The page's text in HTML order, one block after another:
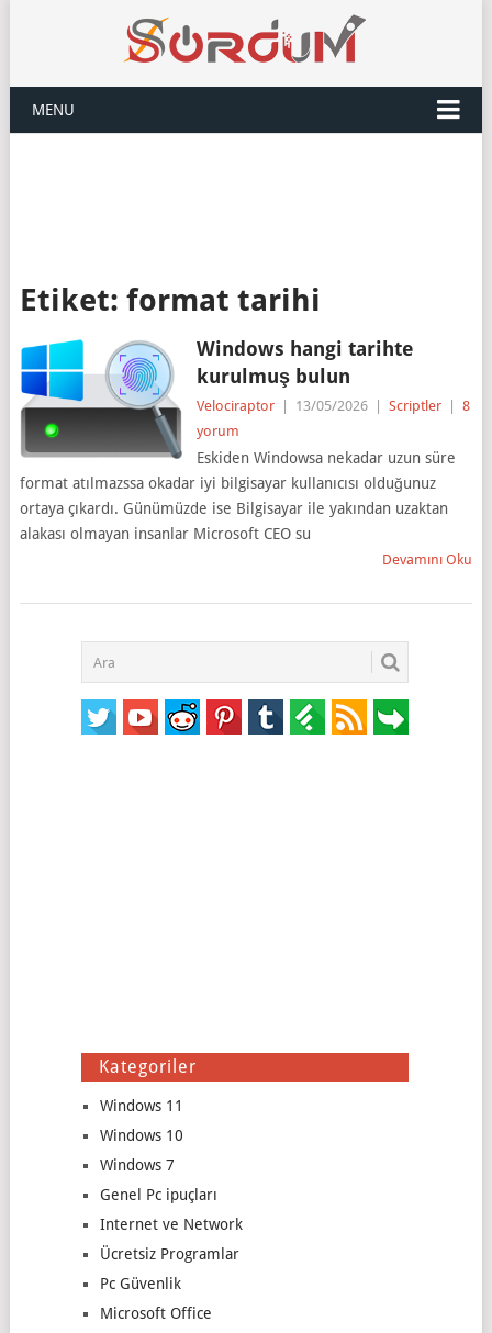
MENU
Etiket: format tarihi
Windows hangi tarihte
kurulmuş bulun
Velociraptor 13/05/2026 Scriptler
8
yorum
Eskiden Windowsa nekadar uzun süre
format atılmazssa okadar iyi bilgisayar kullanıcısı olduğunuz
ortaya çıkardı. Günümüzde ise Bilgisayar ile yakından uzaktan
alakası olmayan insanlar Microsoft CEO su
Devamını Oku
Kategoriler
Windows 11
Windows 10
Windows 7
Genel Pc ipuçları
Internet ve Network
Ücretsiz Programlar
Pc Güvenlik
Microsoft Office